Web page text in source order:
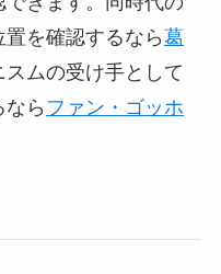
を確認するなら葛
ムの受け手として
ら ファン・ゴッホ